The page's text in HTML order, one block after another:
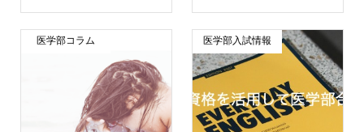
医学部コラム 医学部入試情報